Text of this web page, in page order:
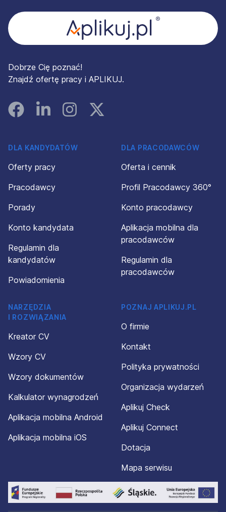
Dobrze Cię poznać!
Znajdź ofertę pracy i APLIKUJ.
FacebookLinked InInstagramInstagram
DLA KANDYDATÓW
Oferty pracy
Pracodawcy
Porady
Konto kandydata
Regulamin dla
kandydatów
Powiadomienia
DLA PRACODAWCÓW
Oferta i cennik
Profil Pracodawcy 360°
Konto pracodawcy
Aplikacja mobilna dla
pracodawców
Regulamin dla
pracodawców
NARZĘDZIA
I ROZWIĄZANIA
Kreator CV
Wzory CV
Wzory dokumentów
Kalkulator wynagrodzeń
Aplikacja mobilna Android
Aplikacja mobilna iOS
POZNAJ APLIKUJ.PL
O firmie
Kontakt
Polityka prywatności
Organizacja wydarzeń
Aplikuj Check
Aplikuj Connect
Dotacja
Mapa serwisu